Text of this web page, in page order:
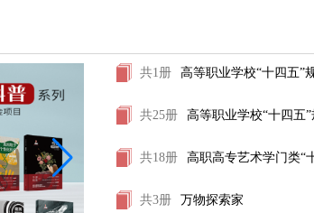
共1册 高等职业学校“十四五”
共25册 高等职业学校“十四五
共18册 高职高专艺术学门类“
共3册 万物探索家